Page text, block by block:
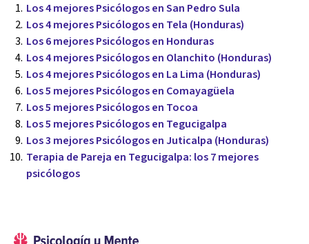
Los 4 mejores Psicólogos en San Pedro Sula
Los 4 mejores Psicólogos en Tela (Honduras)
Los 6 mejores Psicólogos en Honduras
Los 4 mejores Psicólogos en Olanchito (Honduras)
Los 4 mejores Psicólogos en La Lima (Honduras)
Los 5 mejores Psicólogos en Comayagüela
Los 5 mejores Psicólogos en Tocoa
Los 5 mejores Psicólogos en Tegucigalpa
Los 3 mejores Psicólogos en Juticalpa (Honduras)
Terapia de Pareja en Tegucigalpa: los 7 mejores
psicólogos